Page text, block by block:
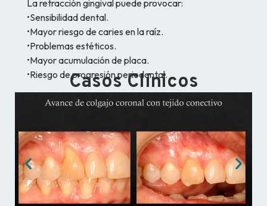
La retracción gingival puede provocar:
•Sensibilidad dental.
•Mayor riesgo de caries en la raíz.
•Problemas estéticos.
•Mayor acumulación de placa.
•Riesgo de progresión periodontal.
Casos Clínicos